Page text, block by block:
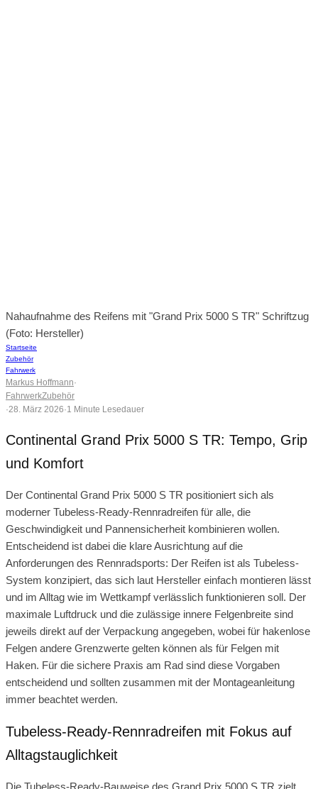
Nahaufnahme des Reifens mit "Grand Prix 5000 S TR" Schriftzug
(Foto: Hersteller)
Startseite
Zubehör
Fahrwerk
Markus Hoffmann·
FahrwerkZubehör
·28. März 2026·1 Minute Lesedauer
Continental Grand Prix 5000 S TR: Tempo, Grip
und Komfort
Der Continental Grand Prix 5000 S TR positioniert sich als
moderner Tubeless-Ready-Rennradreifen für alle, die
Geschwindigkeit und Pannensicherheit kombinieren wollen.
Entscheidend ist dabei die klare Ausrichtung auf die
Anforderungen des Rennradsports: Der Reifen ist als Tubeless-
System konzipiert, das sich laut Hersteller einfach montieren lässt
und im Alltag wie im Wettkampf verlässlich funktionieren soll. Der
maximale Luftdruck und die zulässige innere Felgenbreite sind
jeweils direkt auf der Verpackung angegeben, wobei für hakenlose
Felgen andere Grenzwerte gelten können als für Felgen mit
Haken. Für die sichere Praxis am Rad sind diese Vorgaben
entscheidend und sollten zusammen mit der Montageanleitung
immer beachtet werden.
Tubeless-Ready-Rennradreifen mit Fokus auf
Alltagstauglichkeit